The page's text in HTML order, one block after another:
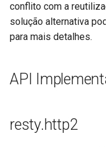
ipscrub
ipset-access
jpeg
json-var
conflito com a
solução alternativa
para mais detalhes.
API
resty.http2